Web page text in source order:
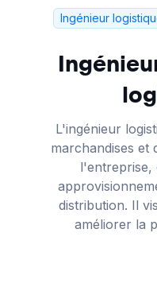
Ingénieur
L'ingénieur
marchandises et
l'entreprise,
distribution. Il
améliorer la